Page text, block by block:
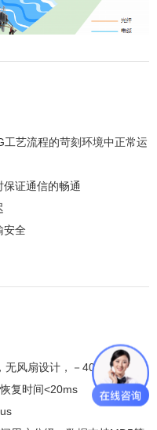
艺流程的苛刻环境中正常运
证通信的畅通
安全
无风扇设计，－40~75度宽温
复时间<20ms